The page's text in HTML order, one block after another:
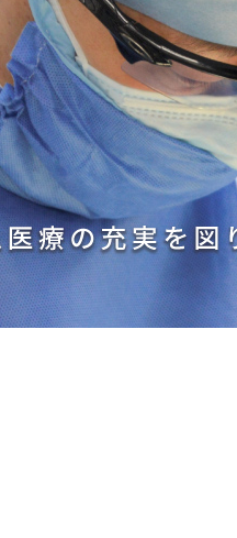
看護部
医療社会事
教育研修推